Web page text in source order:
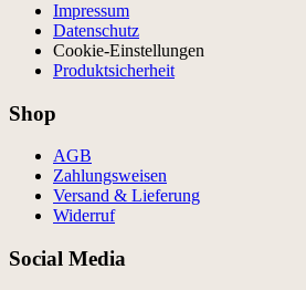
Impressum
Datenschutz
Cookie-Einstellungen
Produktsicherheit
Shop
AGB
Zahlungsweisen
Versand & Lieferung
Widerruf
Social Media